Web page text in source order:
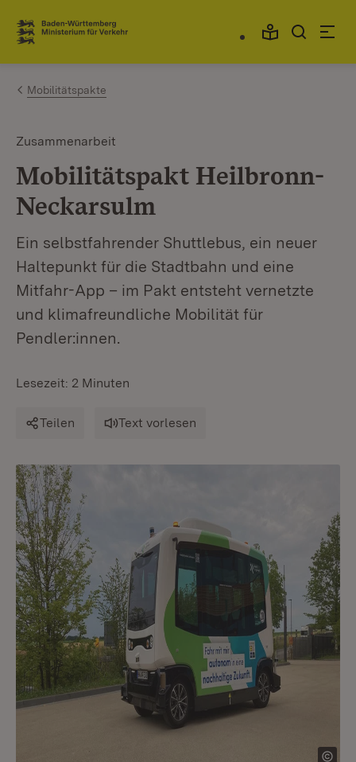
Zum Inhalt springen
Link zur Startseite
Mobilitätspakte
Zusammenarbeit
Mobilitätspakt Heilbronn-
Neckarsulm
Ein selbstfahrender Shuttlebus, ein neuer
Haltepunkt für die Stadtbahn und eine
Mitfahr-App – im Pakt entsteht vernetzte
und klimafreundliche Mobilität für
Pendler:innen.
Lesezeit: 2 Minuten
Teilen Text vorlesen